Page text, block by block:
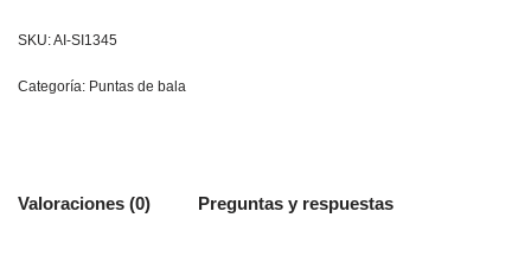
SKU:AI-SI1345
Categoría: Puntas de bala
Valoraciones (0) Preguntas y respuestas